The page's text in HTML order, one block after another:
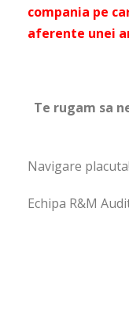
compania pe
aferente unei
Te rugam sa
Navigare placuta!
Echipa R&M